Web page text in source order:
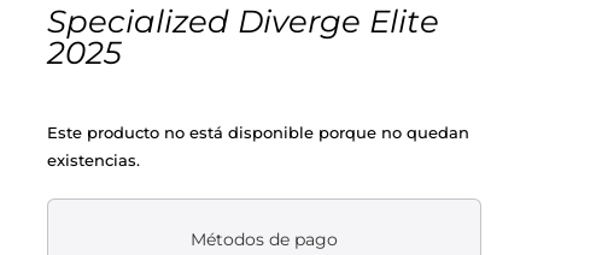
Specialized Diverge Elite
2025
Este producto no está disponible porque no quedan
existencias.
Métodos de pago